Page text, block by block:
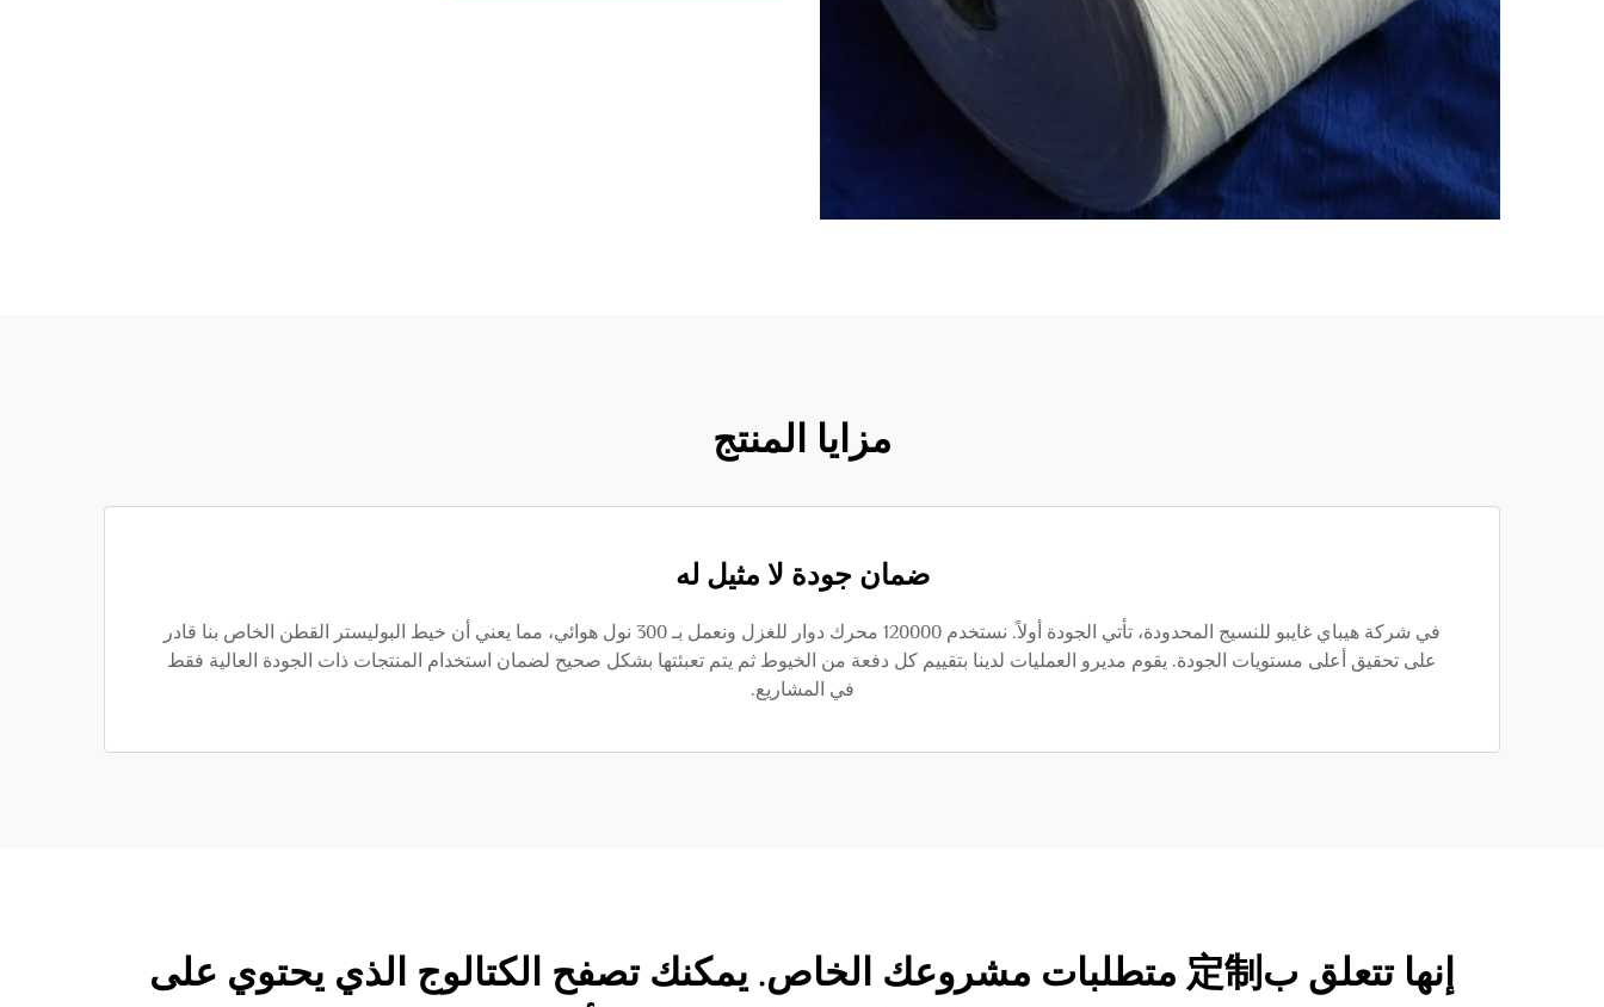
مزايا المنتج
ضمان جودة لا مثيل له
في شركة هيباي غايبو للنسيج المحدودة، تأتي الجودة أولاً. نستخدم 120000 محرك دوار للغزل ونعمل بـ 300 نول هوائي، مما يعني أن خيط البوليستر القطن الخاص بنا قادر
على تحقيق أعلى مستويات الجودة. يقوم مديرو العمليات لدينا بتقييم كل دفعة من الخيوط ثم يتم تعبئتها بشكل صحيح لضمان استخدام المنتجات ذات الجودة العالية فقط
في المشاريع.
إنها تتعلق ب定制 متطلبات مشروعك الخاص. يمكنك تصفح الكتالوج الذي يحتوي على